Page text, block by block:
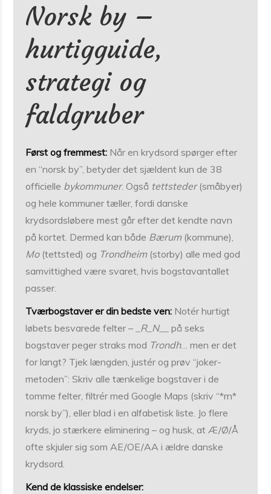
Norsk by –
hurtigguide,
strategi og
faldgruber
Først og fremmest: Når en krydsord spørger efter
en “norsk by”, betyder det sjældent kun de 38
officielle bykommuner. Også tettsteder(småbyer)
og hele kommuner tæller, fordi danske
krydsordsløbere mest går efter det kendte navn
på kortet. Dermed kan både Bærum(kommune),
Mo(tettsted) og Trondheim(storby) alle med god
samvittighed være svaret, hvis bogstavantallet
passer.
Tværbogstaver er din bedste ven: Notér hurtigt
løbets besvarede felter –
_R_N__
på seks
bogstaver peger straks mod Trondh… men er det
for langt? Tjek længden, justér og prøv “joker-
metoden”: Skriv alle tænkelige bogstaver i de
tomme felter, filtrér med Google Maps (skriv “*rn*
norsk by”), eller blad i en alfabetisk liste. Jo flere
kryds, jo stærkere eliminering – og husk, at Æ/Ø/Å
ofte skjuler sig som AE/OE/AA i ældre danske
krydsord.
Kend de klassiske endelser: